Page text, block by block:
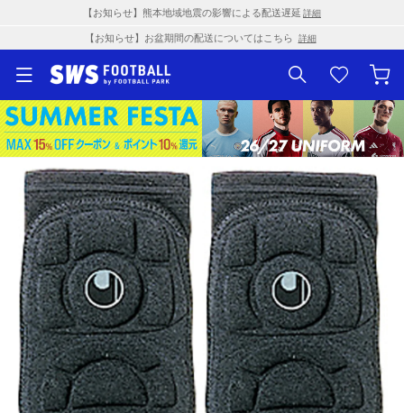
【お知らせ】熊本地域地震の影響による配送遅延 詳細
【お知らせ】お盆期間の配送についてはこちら 詳細